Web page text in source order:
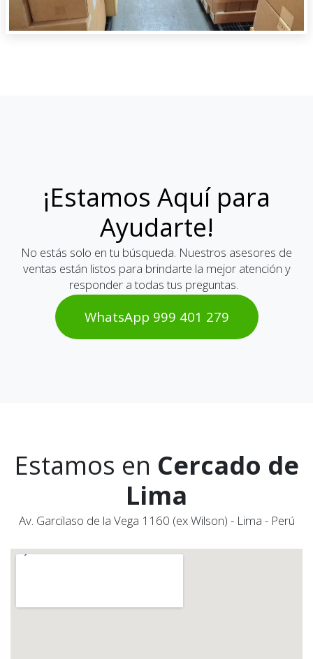
¡Estamos Aquí para
Ayudarte!
No estás solo en tu búsqueda. Nuestros asesores de
ventas están listos para brindarte la mejor atención y
responder a todas tus preguntas.
WhatsAp​​​​p 999 401 2​​79
Estamos en Cercado de
Lima
Av. Garcilaso de la Vega 1160 (ex Wilson) - Lima - Perú